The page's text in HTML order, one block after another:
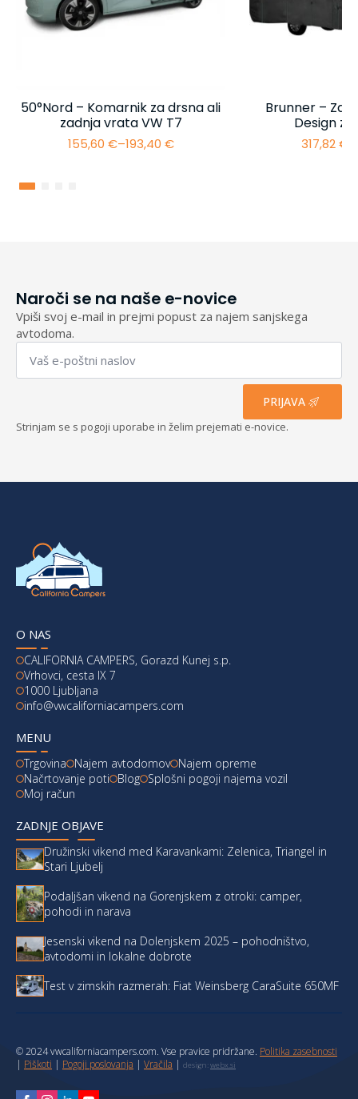
50°Nord – Komarnik za drsna ali
zadnja vrata VW T7
155,60 €–193,40 €
Cenovni
Brunner –
Design
317,82€
Naroči se na naše e-novice
Vpiši svoj e-mail in prejmi popust za najem sanjskega
avtodoma.
Email
PRIJAVA
Strinjam se s pogoji uporabe in želim prejemati e-novice.
O NAS
CALIFORNIA CAMPERS, Gorazd Kunej s.p.
Vrhovci, cesta IX 7
1000 Ljubljana
info@vwcaliforniacampers.com
MENU
Trgovina Najem avtodomov Najem opreme
Načrtovanje poti
Blog Splošni pogoji najema vozil
Moj račun
ZADNJE OBJAVE
Družinski vikend med Karavankami: Zelenica, Triangel in
Stari Ljubelj
Podaljšan vikend na Gorenjskem z otroki: camper,
pohodi in narava
Jesenski vikend na Dolenjskem 2025 – pohodništvo,
avtodomi in lokalne dobrote
Test v zimskih razmerah: Fiat Weinsberg CaraSuite 650MF
© 2024 vwcaliforniacampers.com. Vse pravice pridržane. Politika zasebnosti
| Piškoti | Pogoji poslovanja | Vračila | design:webx.si